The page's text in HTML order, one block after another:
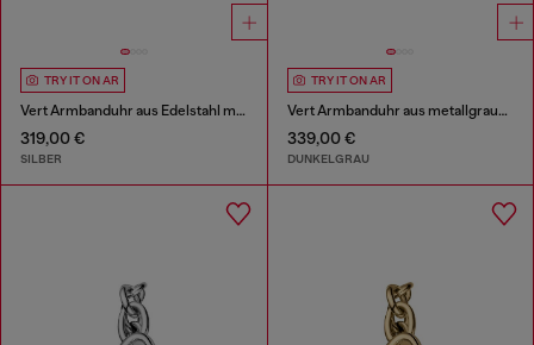
TRY IT ON AR
Vert Armbanduhr aus Edelstahl mit drei Zeigern
319,00 €
SILBER
TRY IT ON AR
Vert Armbanduhr aus metallgrauem Edelstahl mit drei Zeigern
339,00 €
DUNKELGRAU